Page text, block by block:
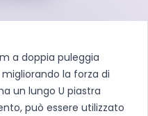
a doppia puleggia
la forza di
un lungo U piastra
può essere utilizzato